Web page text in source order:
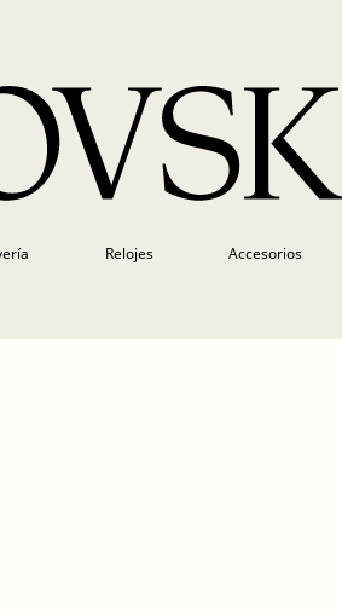
Relojes Accesorios